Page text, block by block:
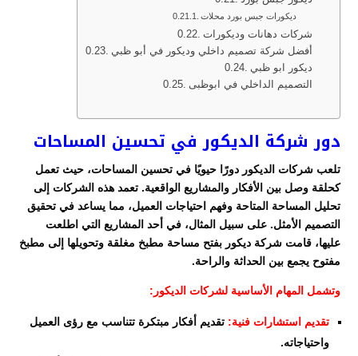
ديكورات جبس بورد محلات
شركات دهانات وديكورات
أفضل شركة تصميم داخلي وديكور في أبو ظبي
ديكور ابو ظبي
التصميم الداخلي في ابوظبى
دور شركة الديكور في تحسين المساحات
تلعب شركات الديكور دورًا حيويًا في تحسين المساحات، حيث تعمل
كحلقة وصل بين الأفكار والمشاريع الواقعية. تعمد هذه الشركات إلى
تحليل المساحة المتاحة وفهم احتياجات العميل، مما يساعد في تحقيق
التصميم الأمثل. على سبيل المثال، في أحد المشاريع التي اطلعت
عليها، قامت شركة ديكور بفتح مساحة مطبخ مغلقة وتحويلها إلى مطبخ
مفتوح يجمع بين الحداثة والراحة.
وتشمل المهام الأساسية لشركات الديكور:
تقديم استشارات فنية: تقديم أفكار مبتكرة تتناسب مع رؤى العميل
واحتياجاته.